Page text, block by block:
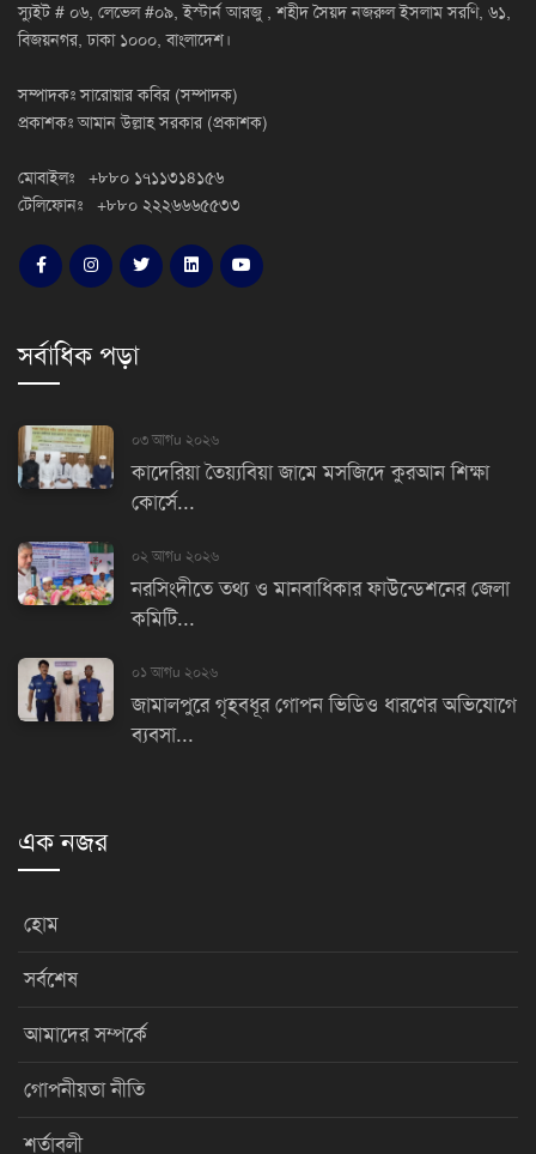
স্যুইট # ০৬, লেভেল #০৯, ইস্টার্ন আরজু , শহীদ সৈয়দ নজরুল ইসলাম সরণি, ৬১,
বিজয়নগর, ঢাকা ১০০০, বাংলাদেশ।
সম্পাদকঃ সারোয়ার কবির (সম্পাদক)
প্রকাশকঃ আমান উল্লাহ সরকার (প্রকাশক)
মোবাইলঃ +৮৮০ ১৭১১৩১৪১৫৬
টেলিফোনঃ +৮৮০ ২২২৬৬৬৫৫৩৩
সর্বাধিক পড়া
০৩ আগu ২০২৬
কাদেরিয়া তৈয়্যবিয়া জামে মসজিদে কুরআন শিক্ষা
কোর্সে...
০২ আগu ২০২৬
নরসিংদীতে তথ্য ও মানবাধিকার ফাউন্ডেশনের জেলা
কমিটি...
০১ আগu ২০২৬
জামালপুরে গৃহবধূর গোপন ভিডিও ধারণের অভিযোগে
ব্যবসা...
এক নজর
হোম
সর্বশেষ
আমাদের সম্পর্কে
গোপনীয়তা নীতি
শর্তাবলী